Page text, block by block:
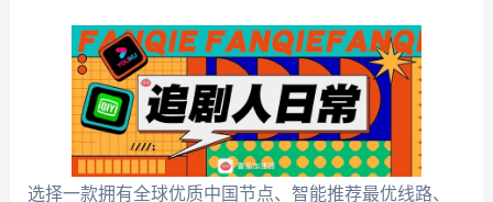
选择一款拥有全球优质中国节点、智能推荐最优线路、